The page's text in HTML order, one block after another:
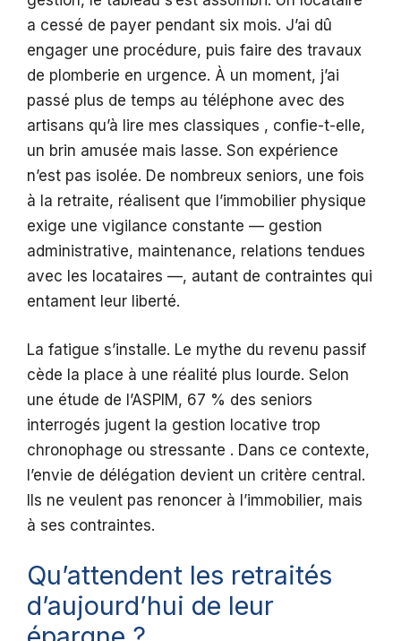
a cessé de payer pendant six mois. J’ai dû
engager une procédure, puis faire des travaux
de plomberie en urgence. À un moment, j’ai
passé plus de temps au téléphone avec des
artisans qu’à lire mes classiques , confie-t-elle,
un brin amusée mais lasse. Son expérience
n’est pas isolée. De nombreux seniors, une fois
à la retraite, réalisent que l’immobilier physique
exige une vigilance constante — gestion
administrative, maintenance, relations tendues
avec les locataires —, autant de contraintes qui
entament leur liberté.
La fatigue s’installe. Le mythe du revenu passif
cède la place à une réalité plus lourde. Selon
une étude de l’ASPIM, 67 % des seniors
interrogés jugent la gestion locative trop
chronophage ou stressante . Dans ce contexte,
l’envie de délégation devient un critère central.
Ils ne veulent pas renoncer à l’immobilier, mais
à ses contraintes.
Qu’attendent les retraités
d’aujourd’hui de leur